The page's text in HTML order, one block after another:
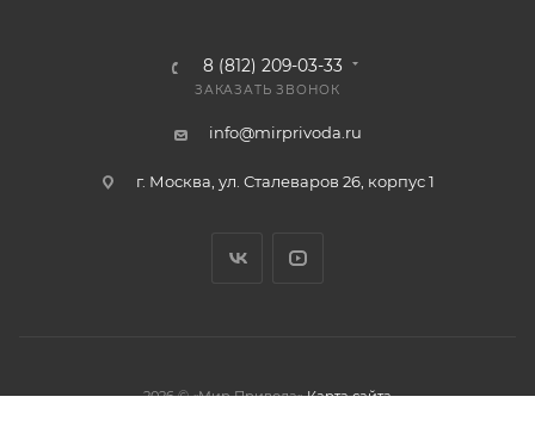
8 (812) 209-03-33
ЗАКАЗАТЬ ЗВОНОК
info@mirprivoda.ru
г. Москва, ул. Сталеваров 26, корпус 1
2026 © «Мир Привода» Карта сайта